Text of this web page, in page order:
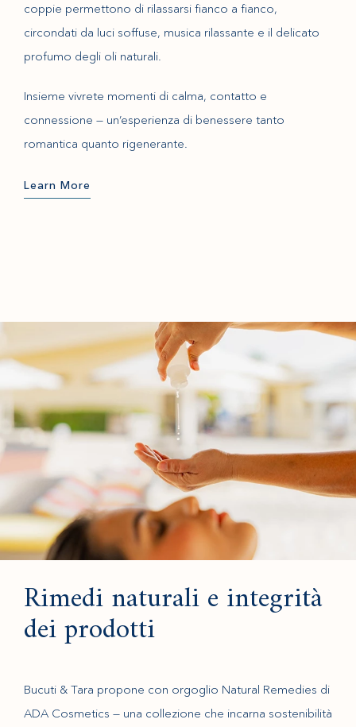
coppie permettono di rilassarsi fianco a fianco,
circondati da luci soffuse, musica rilassante e il delicato
profumo degli oli naturali.
Insieme vivrete momenti di calma, contatto e
connessione — un’esperienza di benessere tanto
romantica quanto rigenerante.
Learn More
Rimedi naturali e integrità
dei prodotti
Bucuti & Tara propone con orgoglio Natural Remedies di
ADA Cosmetics — una collezione che incarna sostenibilità